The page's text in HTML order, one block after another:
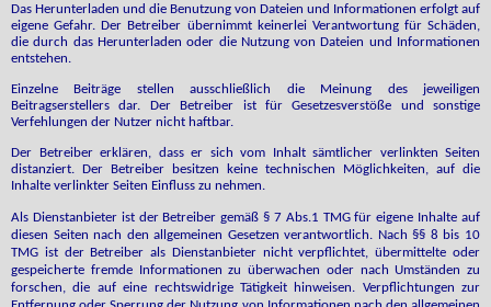
Das Herunterladen und die Benutzung von Dateien und Informationen erfolgt auf
eigene Gefahr. Der Betreiber übernimmt keinerlei Verantwortung für Schäden,
die durch das Herunterladen oder die Nutzung von Dateien und Informationen
entstehen.
Einzelne Beiträge stellen ausschließlich die Meinung des jeweiligen
Beitragserstellers dar. Der Betreiber ist für Gesetzesverstöße und sonstige
Verfehlungen der Nutzer nicht haftbar.
Der Betreiber erklären, dass er sich vom Inhalt sämtlicher verlinkten Seiten
distanziert. Der Betreiber besitzen keine technischen Möglichkeiten, auf die
Inhalte verlinkter Seiten Einfluss zu nehmen.
Als Dienstanbieter ist der Betreiber gemäß § 7 Abs.1 TMG für eigene Inhalte auf
diesen Seiten nach den allgemeinen Gesetzen verantwortlich. Nach §§ 8 bis 10
TMG ist der Betreiber als Dienstanbieter nicht verpflichtet, übermittelte oder
gespeicherte fremde Informationen zu überwachen oder nach Umständen zu
forschen, die auf eine rechtswidrige Tätigkeit hinweisen. Verpflichtungen zur